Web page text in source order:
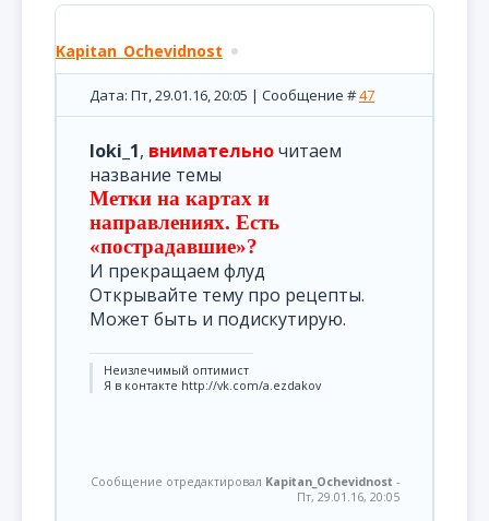
Kapitan_Ochevidnost
Дата: Пт, 29.01.16, 20:05 | Сообщение #47
loki_1, внимательночитаем
название темы
Метки на картах и
направлениях. Есть
«пострадавшие»?
И прекращаем флуд
Открывайте тему про рецепты.
Может быть и подискутирую.
Неизлечимый оптимист
Я в контакте http://vk.com/a.ezdakov
Сообщение отредактировал Kapitan_Ochevidnost -
Пт, 29.01.16, 20:05